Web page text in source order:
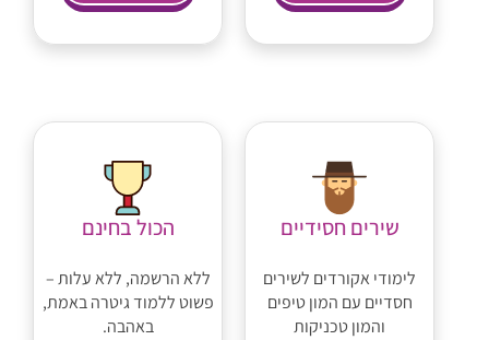
שירים חסידיים
לימודי אקורדים לשירים
חסדיים עם המון טיפים
והמון טכניקות
הכול בחינם
ללא הרשמה, ללא עלות –
פשוט ללמוד גיטרה באמת,
באהבה.